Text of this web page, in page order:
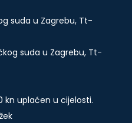
suda u Zagrebu, Tt-
suda u Zagrebu, Tt-
kn uplaćen u cijelosti.